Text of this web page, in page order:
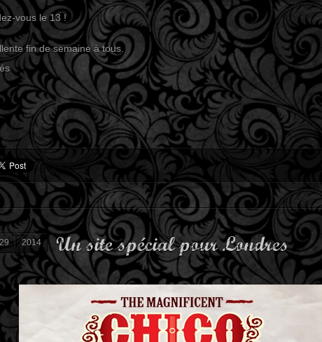
vous le 13 !
fin de semaine à tous.
2014 Un site spécial pour Londres